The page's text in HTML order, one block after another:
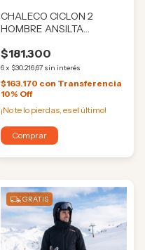
CHALECO CICLON 2
HOMBRE ANSILTA
$181.300
6x $30.216,67 sin interés
$163.170 con Transferencia
10% Off
¡No te lo pierdas, es el último!
Comprar
GRATIS